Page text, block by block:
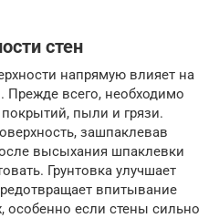
стен
напрямую влияет на
Прежде всего, необходимо
пыли и грязи.
зашпаклевав
высыхания шпаклевки
Грунтовка улучшает
впитывание
особенно если стены сильно